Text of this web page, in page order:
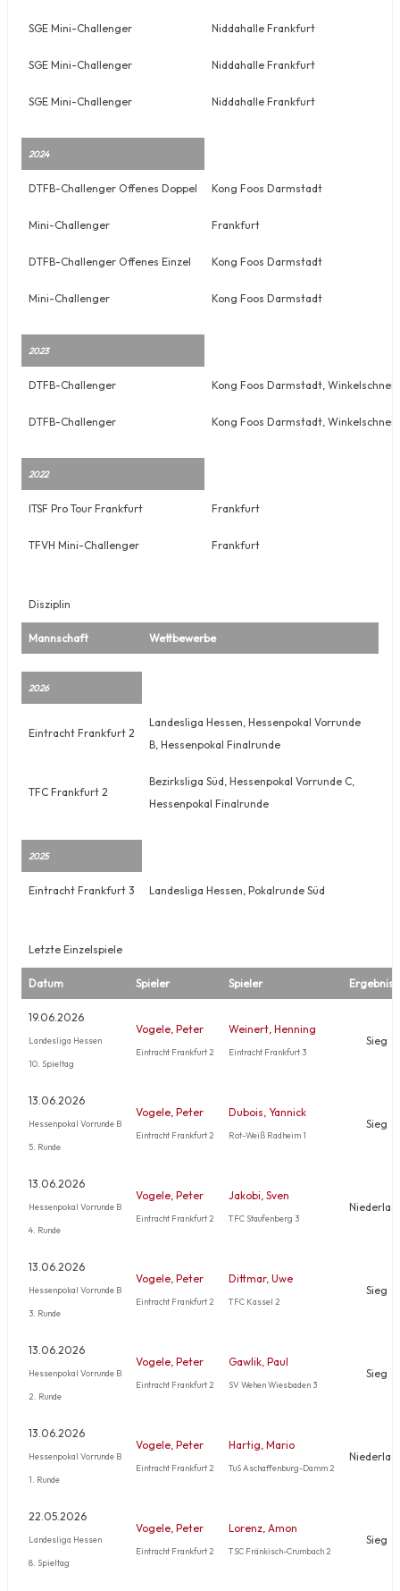
SGE Mini-Challenger Niddahalle Frankfurt
SGE Mini-Challenger Niddahalle Frankfurt
SGE Mini-Challenger Niddahalle Frankfurt
2024
DTFB-Challenger Offenes Doppel Kong Foos Darmstadt
Mini-Challenger Frankfurt
DTFB-Challenger Offenes Einzel Kong Foos Darmstadt
Mini-Challenger Kong Foos Darmstadt
2023
DTFB-Challenger Kong Foos Darmstadt,
DTFB-Challenger Kong Foos Darmstadt,
2022
ITSF Pro Tour Frankfurt Frankfurt
TFVH Mini-Challenger Frankfurt
Disziplin
Mannschaft Wettbewerbe
2026
Eintracht Frankfurt 2
Landesliga Hessen, Hessenpokal Vorrunde
B, Hessenpokal Finalrunde
TFC Frankfurt 2
Bezirksliga Süd, Hessenpokal Vorrunde C,
Hessenpokal Finalrunde
2025
Eintracht Frankfurt 3 Landesliga Hessen, Pokalrunde Süd
Letzte Einzelspiele
Datum Spieler Spieler Ergebnis
19.06.2026
Landesliga Hessen
10. Spieltag
Vogele, Peter
Eintracht Frankfurt 2
Weinert, Henning
Eintracht Frankfurt 3
Sieg
13.06.2026
Hessenpokal Vorrunde B
5. Runde
Vogele, Peter
Eintracht Frankfurt 2
Dubois, Yannick
Rot-Weiß Radheim 1
Sieg
13.06.2026
Hessenpokal Vorrunde B
4. Runde
Vogele, Peter
Eintracht Frankfurt 2
Jakobi, Sven
TFC Staufenberg 3
13.06.2026
Hessenpokal Vorrunde B
3. Runde
Vogele, Peter
Eintracht Frankfurt 2
Dittmar, Uwe
TFC Kassel 2
Sieg
13.06.2026
Hessenpokal Vorrunde B
2. Runde
Vogele, Peter
Eintracht Frankfurt 2
Gawlik, Paul
SV Wehen Wiesbaden 3
Sieg
13.06.2026
Hessenpokal Vorrunde B
1. Runde
Vogele, Peter
Eintracht Frankfurt 2
Hartig, Mario
TuS Aschaffenburg-Damm 2
22.05.2026
Landesliga Hessen
8. Spieltag
Vogele, Peter
Eintracht Frankfurt 2
Lorenz, Amon
TSC Fränkisch-Crumbach 2
Sieg